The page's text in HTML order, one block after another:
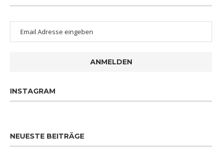
ANMELDEN
INSTAGRAM
NEUESTE BEITRÄGE